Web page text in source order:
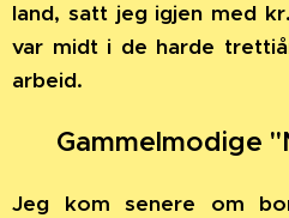
land, satt jeg igjen med
var midt i de harde
arbeid.
Gammelmodige
Jeg kom senere om